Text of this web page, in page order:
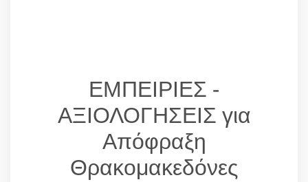
ΕΜΠΕΙΡΙΕΣ -
ΑΞΙΟΛΟΓΗΣΕΙΣ για
Απόφραξη
Θρακομακεδόνες